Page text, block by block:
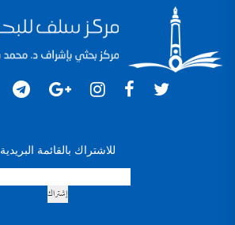
للاشتراك بالقائمة البريدية